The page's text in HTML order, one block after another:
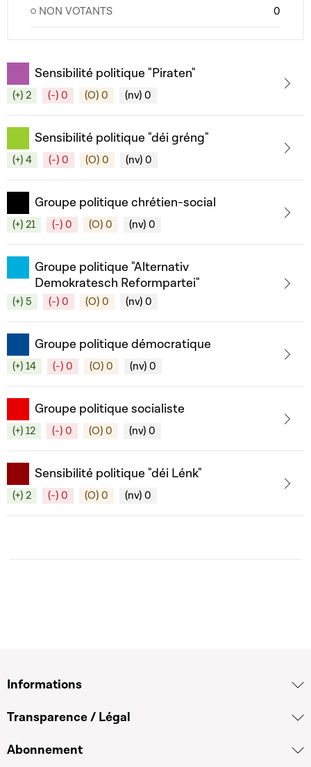
NON VOTANTS 0
Sensibilité politique "Piraten"
(+) 2 (-) 0 (O) 0 (nv) 0
Sensibilité politique "déi gréng"
(+) 4 (-) 0 (O) 0 (nv) 0
Groupe politique chrétien-social
(+) 21 (-) 0 (O) 0 (nv) 0
Groupe politique "Alternativ
Demokratesch Reformpartei"
(+) 5 (-) 0 (O) 0 (nv) 0
Groupe politique démocratique
(+) 14 (-) 0 (O) 0 (nv) 0
Groupe politique socialiste
(+) 12 (-) 0 (O) 0 (nv) 0
Sensibilité politique "déi Lénk"
(+) 2 (-) 0 (O) 0 (nv) 0
Informations
Transparence / Légal
Abonnement